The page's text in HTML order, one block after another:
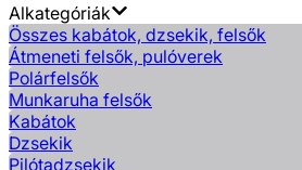
Alkategóriák
Összes kabátok, dzsekik, felsők
Átmeneti felsők, pulóverek
Polárfelsők
Munkaruha felsők
Kabátok
Dzsekik
Pilótadzsekik